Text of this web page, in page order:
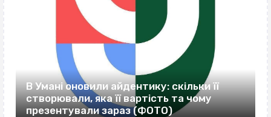
В Умані оновили айдентику: скільки її
створювали, яка її вартість та чому
презентували зараз (ФОТО)